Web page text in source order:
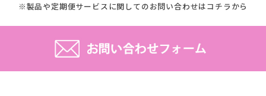
※製品や定期便サービスに関してのお問い合わせはコチラから